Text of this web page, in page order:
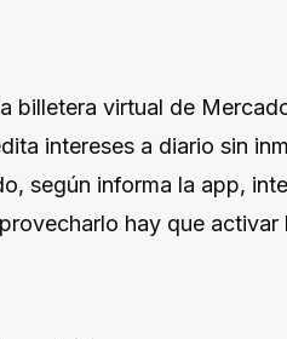
billetera virtual de
intereses a diario sin
según informa la app,
hay que